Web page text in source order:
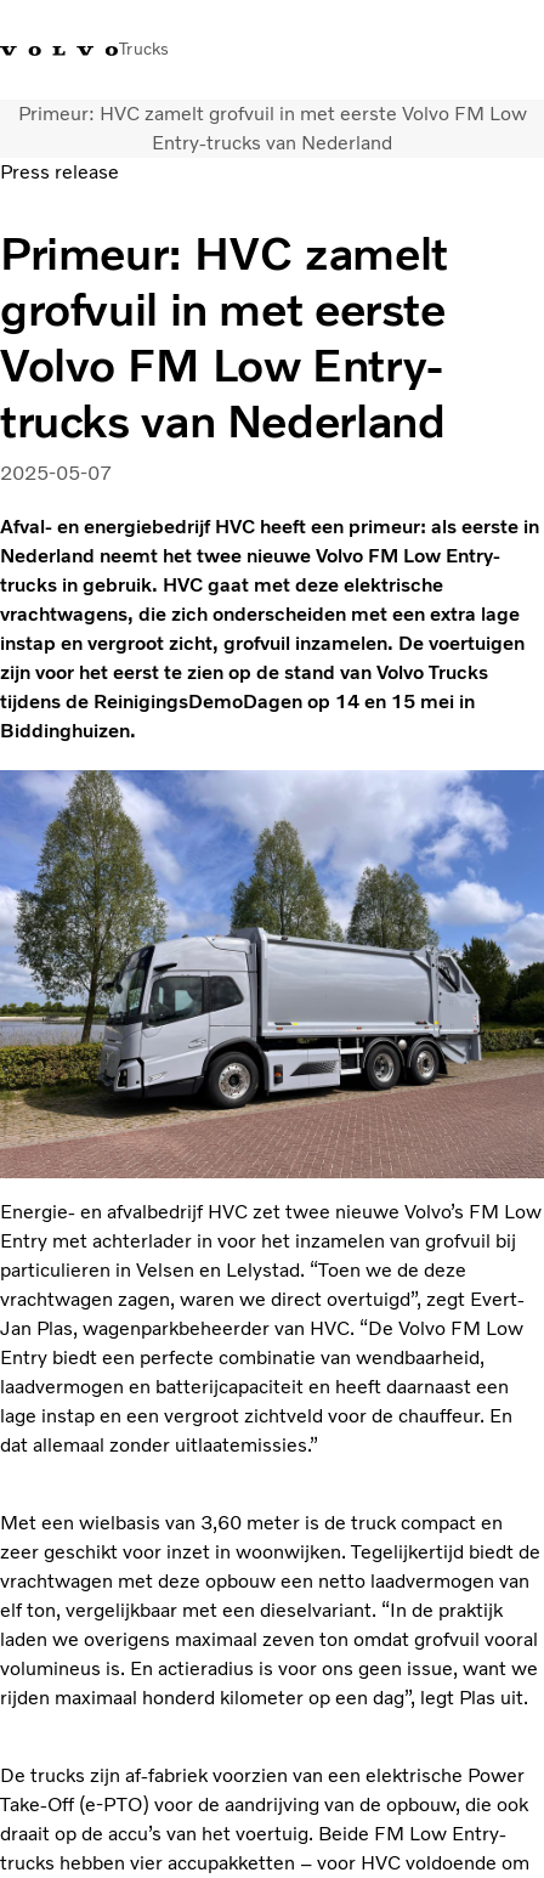
Trucks
Contact Kennis vergroten MerchandiseInloggenNederland
CO2-reductie
Trucks
Truck Builder
Services
Dealer locator
Nieuws
Over ons
Primeur: HVC zamelt grofvuil in met eerste Volvo FM Low
Entry-trucks van Nederland
Press release
Primeur: HVC zamelt
grofvuil in met eerste
Volvo FM Low Entry-
trucks van Nederland
2025-05-07
Afval- en energiebedrijf HVC heeft een primeur: als eerste in
Nederland neemt het twee nieuwe Volvo FM Low Entry-
trucks in gebruik. HVC gaat met deze elektrische
vrachtwagens, die zich onderscheiden met een extra lage
instap en vergroot zicht, grofvuil inzamelen. De voertuigen
zijn voor het eerst te zien op de stand van Volvo Trucks
tijdens de ReinigingsDemoDagen op 14 en 15 mei in
Biddinghuizen.
Energie- en afvalbedrijf HVC zet twee nieuwe Volvo’s FM Low
Entry met achterlader in voor het inzamelen van grofvuil bij
particulieren in Velsen en Lelystad. “Toen we de deze
vrachtwagen zagen, waren we direct overtuigd”, zegt Evert-
Jan Plas, wagenparkbeheerder van HVC. “De Volvo FM Low
Entry biedt een perfecte combinatie van wendbaarheid,
laadvermogen en batterijcapaciteit en heeft daarnaast een
lage instap en een vergroot zichtveld voor de chauffeur. En
dat allemaal zonder uitlaatemissies.”
Met een wielbasis van 3,60 meter is de truck compact en
zeer geschikt voor inzet in woonwijken. Tegelijkertijd biedt de
vrachtwagen met deze opbouw een netto laadvermogen van
elf ton, vergelijkbaar met een dieselvariant. “In de praktijk
laden we overigens maximaal zeven ton omdat grofvuil vooral
volumineus is. En actieradius is voor ons geen issue, want we
rijden maximaal honderd kilometer op een dag”, legt Plas uit.
De trucks zijn af-fabriek voorzien van een elektrische Power
Take-Off (e-PTO) voor de aandrijving van de opbouw, die ook
draait op de accu’s van het voertuig. Beide FM Low Entry-
trucks hebben vier accupakketten – voor HVC voldoende om